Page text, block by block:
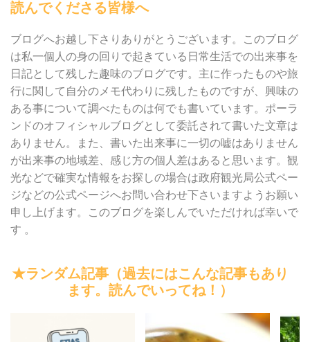
読んでくださる皆様へ
ブログへお越し下さりありがとうございます。このブログ
は私一個人の身の回りで起きている日常生活での出来事を
日記として残した趣味のブログです。主に作ったものや旅
行に関して自分のメモ代わりに残したものですが、興味の
ある事について調べたものは何でも書いています。ポーラ
ンドのオフィシャルブログとして委託されて書いた文章は
ありません。また、書いた出来事に一切の嘘はありません
が出来事の地域差、感じ方の個人差はあると思います。観
光などで確実な情報をお探しの場合は政府観光局公式ペー
ジなどの公式ページへお問い合わせ下さいますようお願い
申し上げます。このブログを楽しんでいただければ幸いで
す 。
★ランダム記事（過去にはこんな記事もあり
ます。読んでいってね！）